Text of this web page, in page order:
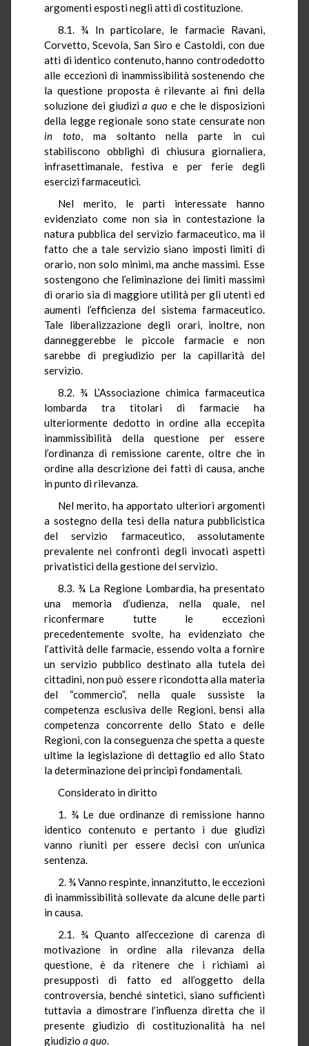
argomenti esposti negli atti di costituzione.
8.1. ¾ In particolare, le farmacie Ravani,
Corvetto, Scevola, San Siro e Castoldi, con due
atti di identico contenuto, hanno controdedotto
alle eccezioni di inammissibilità sostenendo che
la questione proposta è rilevante ai fini della
soluzione dei giudizia quo e che le disposizioni
della legge regionale sono state censurate non
in toto, ma soltanto nella parte in cui
stabiliscono obblighi di chiusura giornaliera,
infrasettimanale, festiva e per ferie degli
esercizi farmaceutici.
Nel merito, le parti interessate hanno
evidenziato come non sia in contestazione la
natura pubblica del servizio farmaceutico, ma il
fatto che a tale servizio siano imposti limiti di
orario, non solo minimi, ma anche massimi. Esse
sostengono che l’eliminazione dei limiti massimi
di orario sia di maggiore utilità per gli utenti ed
aumenti l’efficienza del sistema farmaceutico.
Tale liberalizzazione degli orari, inoltre, non
danneggerebbe le piccole farmacie e non
sarebbe di pregiudizio per la capillarità del
servizio.
8.2. ¾ L’Associazione chimica farmaceutica
lombarda tra titolari di farmacie ha
ulteriormente dedotto in ordine alla eccepita
inammissibilità della questione per essere
l’ordinanza di remissione carente, oltre che in
ordine alla descrizione dei fatti di causa, anche
in punto di rilevanza.
Nel merito, ha apportato ulteriori argomenti
a sostegno della tesi della natura pubblicistica
del servizio farmaceutico, assolutamente
prevalente nei confronti degli invocati aspetti
privatistici della gestione del servizio.
8.3. ¾ La Regione Lombardia, ha presentato
una memoria d’udienza, nella quale, nel
riconfermare tutte le eccezioni
precedentemente svolte, ha evidenziato che
l’attività delle farmacie, essendo volta a fornire
un servizio pubblico destinato alla tutela dei
cittadini, non può essere ricondotta alla materia
del “commercio”, nella quale sussiste la
competenza esclusiva delle Regioni, bensì alla
competenza concorrente dello Stato e delle
Regioni, con la conseguenza che spetta a queste
ultime la legislazione di dettaglio ed allo Stato
la determinazione dei principi fondamentali.
Considerato in diritto
1. ¾ Le due ordinanze di remissione hanno
identico contenuto e pertanto i due giudizi
vanno riuniti per essere decisi con un’unica
sentenza.
2. ¾ Vanno respinte, innanzitutto, le eccezioni
di inammissibilità sollevate da alcune delle parti
in causa.
2.1. ¾ Quanto all’eccezione di carenza di
motivazione in ordine alla rilevanza della
questione, è da ritenere che i richiami ai
presupposti di fatto ed all’oggetto della
controversia, benché sintetici, siano sufficienti
tuttavia a dimostrare l’influenza diretta che il
presente giudizio di costituzionalità ha nel
giudizio a quo.